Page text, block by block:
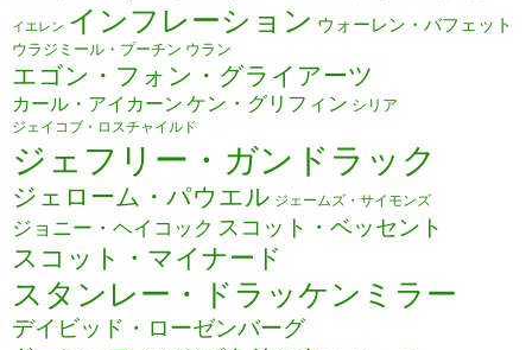
イエレン インフレーション ウォーレン・バフェット
ウラジミール・プーチン ウラン
エゴン・フォン・グライアーツ
カール・アイカーン ケン・グリフィン シリア
ジェイコブ・ロスチャイルド
ジェフリー・ガンドラック
ジェローム・パウエル ジェームズ・サイモンズ
ジョニー・ヘイコック スコット・ベッセント
スコット・マイナード
スタンレー・ドラッケンミラー
デイビッド・ローゼンバーグ